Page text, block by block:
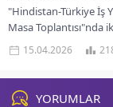
"Hindistan-Türkiye İş
Masa Toplantısı"nda
arasında yaratıcı
medya alanındaki
masaya yatırıldı.
Sanat...
15.04.2026
YORUMLAR